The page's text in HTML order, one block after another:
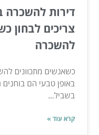
דירות להשכרה
צריכים לבחון
להשכרה
כשאנשים מתכוונים
באופן טבעי הם בוחנים
בשביל...
קרא עוד »